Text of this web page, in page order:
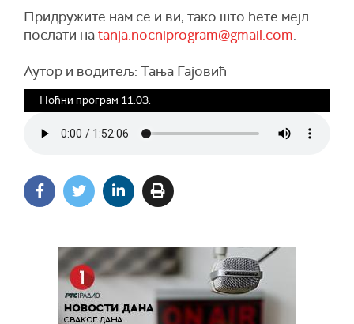
Придружите нам се и ви, тако што ћете мејл
послати наtanja.nocniprogram@gmail.com.
Аутор и водитељ: Тања Гајовић
Ноћни програм 11.03.